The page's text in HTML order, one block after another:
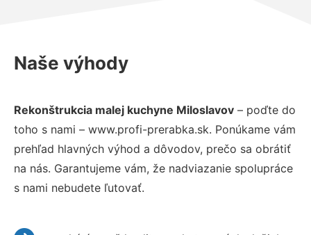
Naše výhody
Rekonštrukcia malej kuchyne Miloslavov – poďte do
toho s nami – www.profi-prerabka.sk. Ponúkame vám
prehľad hlavných výhod a dôvodov, prečo sa obrátiť
na nás. Garantujeme vám, že nadviazanie spolupráce
s nami nebudete ľutovať.